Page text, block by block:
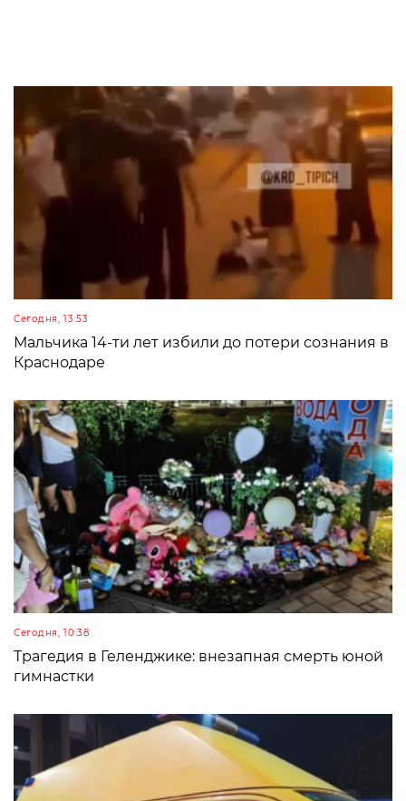
Сегодня, 13:53
Мальчика 14-ти лет избили до потери сознания в
Краснодаре
Сегодня, 10:38
Трагедия в Геленджике: внезапная смерть юной
гимнастки